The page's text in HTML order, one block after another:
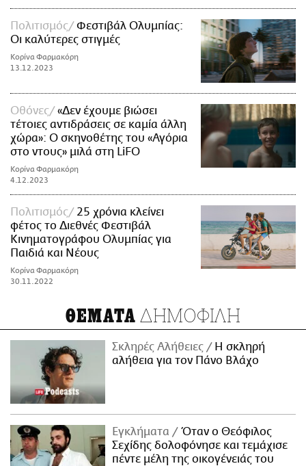
Πολιτισμός
Φεστιβάλ Ολυμπίας:
Οι καλύτερες στιγμές
Κορίνα Φαρμακόρη
13.12.2023
Οθόνες
«Δεν έχουμε βιώσει
τέτοιες αντιδράσεις σε καμία άλλη
χώρα»: Ο σκηνοθέτης του «Αγόρια
στο ντους» μιλά στη LiFO
Κορίνα Φαρμακόρη
4.12.2023
Πολιτισμός
25 χρόνια κλείνει
φέτος το Διεθνές Φεστιβάλ
Κινηματογράφου Ολυμπίας για
Παιδιά και Νέους
Κορίνα Φαρμακόρη
30.11.2022
ΘΕΜΑΤΑ ΔΗΜΟΦΙΛΗ
Σκληρές Αλήθειες
H σκληρή
αλήθεια για τον Πάνο Βλάχο
Εγκλήματα
Όταν ο Θεόφιλος
Σεχίδης δολοφόνησε και τεμάχισε
πέντε μέλη της οικογένειάς του